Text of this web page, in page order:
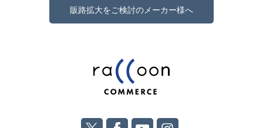
販路拡大をご検討のメーカー様へ